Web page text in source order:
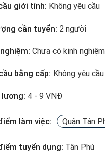
giới tính: Không yêu cầu
cần tuyển: 2 người
Chưa có kinh nghiệm
bằng cấp: Không yêu cầu
4 - 9 VNĐ
làm việc: Quận Tân
tuyển dụng: Tân Phú